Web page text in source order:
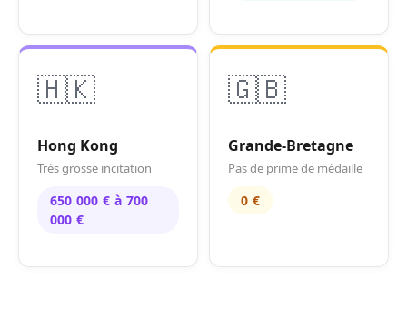
🇭🇰
Hong Kong
Très grosse incitation
650 000 € à 700
000 €
🇬🇧
Grande-Bretagne
Pas de prime de médaille
0 €